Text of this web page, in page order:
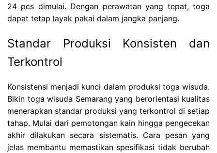
24 pcs dimulai. Dengan perawatan yang tepat, toga
dapat tetap layak pakai dalam jangka panjang.
Standar Produksi Konsisten dan
Terkontrol
Konsistensi menjadi kunci dalam produksi toga wisuda.
Bikin toga wisuda Semarang yang berorientasi kualitas
menerapkan standar produksi yang terkontrol di setiap
tahap. Mulai dari pemotongan kain hingga pengecekan
akhir dilakukan secara sistematis. Cara pesan yang
jelas membantu memastikan spesifikasi tidak berubah